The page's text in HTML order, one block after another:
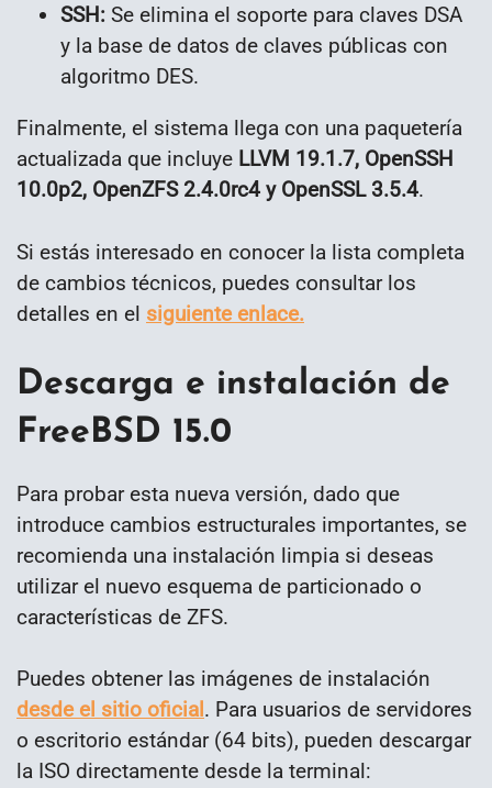
SSH: Se elimina el soporte para claves DSA
y la base de datos de claves públicas con
algoritmo DES.
Finalmente, el sistema llega con una paquetería
actualizada que incluye LLVM 19.1.7, OpenSSH
10.0p2, OpenZFS 2.4.0rc4 y OpenSSL 3.5.4.
Si estás interesado en conocer la lista completa
de cambios técnicos, puedes consultar los
detalles en el siguiente enlace.
Descarga e instalación de
FreeBSD 15.0
Para probar esta nueva versión, dado que
introduce cambios estructurales importantes, se
recomienda una instalación limpia si deseas
utilizar el nuevo esquema de particionado o
características de ZFS.
Puedes obtener las imágenes de instalación
desde el sitio oficial. Para usuarios de servidores
o escritorio estándar (64 bits), pueden descargar
la ISO directamente desde la terminal: